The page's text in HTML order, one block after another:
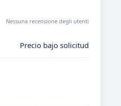
Nessuna recensione degli utenti
Precio bajo solicitud